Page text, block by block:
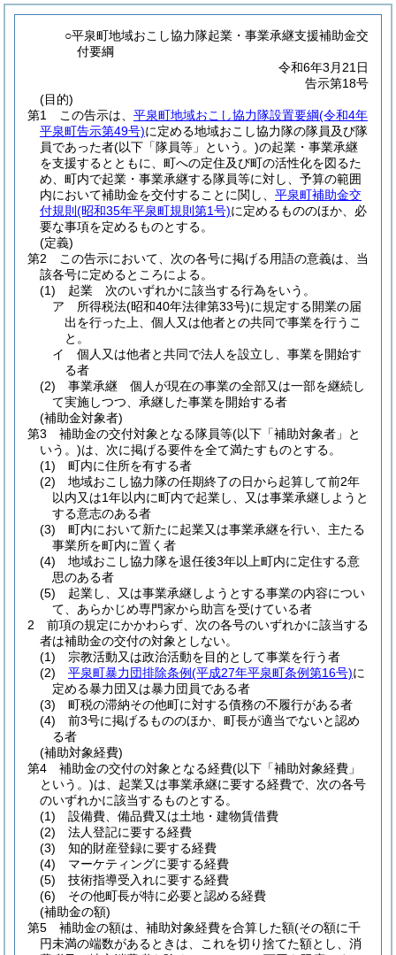
○平泉町地域おこし協力隊起業・事業承継支援補助金交
付要綱
令和6年3月21日
告示第18号
(目的)
第1 この告示は、 平泉町地域おこし協力隊設置要綱(令和4年
平泉町告示第49号)に定める地域おこし協力隊の隊員及び隊
員であった者(以下「隊員等」という。)の起業・事業承継
を支援するとともに、町への定住及び町の活性化を図るた
め、町内で起業・事業承継する隊員等に対し、予算の範囲
内において補助金を交付することに関し、 平泉町補助金交
付規則 (昭和35年平泉町規則第1号)に定めるもののほか、必
要な事項を定めるものとする。
(定義)
第2 この告示において、次の各号に掲げる用語の意義は、当
該各号に定めるところによる。
(1) 起業 次のいずれかに該当する行為をいう。
ア 所得税法(昭和40年法律第33号)に規定する開業の届
出を行った上、個人又は他者との共同で事業を行うこ
と。
イ 個人又は他者と共同で法人を設立し、事業を開始す
る者
(2) 事業承継 個人が現在の事業の全部又は一部を継続し
て実施しつつ、承継した事業を開始する者
(補助金対象者)
第3 補助金の交付対象となる隊員等(以下「補助対象者」と
いう。)は、次に掲げる要件を全て満たすものとする。
(1) 町内に住所を有する者
(2) 地域おこし協力隊の任期終了の日から起算して前2年
以内又は1年以内に町内で起業し、又は事業承継しようと
する意志のある者
(3) 町内において新たに起業又は事業承継を行い、主たる
事業所を町内に置く者
(4) 地域おこし協力隊を退任後3年以上町内に定住する意
思のある者
(5) 起業し、又は事業承継しようとする事業の内容につい
て、あらかじめ専門家から助言を受けている者
2 前項の規定にかかわらず、次の各号のいずれかに該当する
者は補助金の交付の対象としない。
(1) 宗教活動又は政治活動を目的として事業を行う者
(2)
平泉町暴力団排除条例(平成27年平泉町条例第16号)に
定める暴力団又は暴力団員である者
(3) 町税の滞納その他町に対する債務の不履行がある者
(4) 前3号に掲げるもののほか、町長が適当でないと認め
る者
(補助対象経費)
第4 補助金の交付の対象となる経費(以下「補助対象経費」
という。)は、起業又は事業承継に要する経費で、次の各号
のいずれかに該当するものとする。
(1) 設備費、備品費又は土地・建物賃借費
(2) 法人登記に要する経費
(3) 知的財産登録に要する経費
(4) マーケティングに要する経費
(5) 技術指導受入れに要する経費
(6) その他町長が特に必要と認める経費
(補助金の額)
第5 補助金の額は、補助対象経費を合算した額(その額に千
円未満の端数があるときは、これを切り捨てた額とし、消